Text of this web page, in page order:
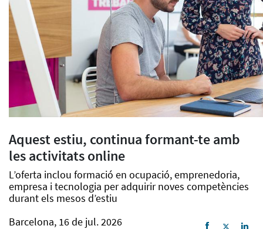
Aquest estiu, continua formant-te amb
les activitats online
L’oferta inclou formació en ocupació, emprenedoria,
empresa i tecnologia per adquirir noves competències
durant els mesos d’estiu
Barcelona, 16 de jul. 2026